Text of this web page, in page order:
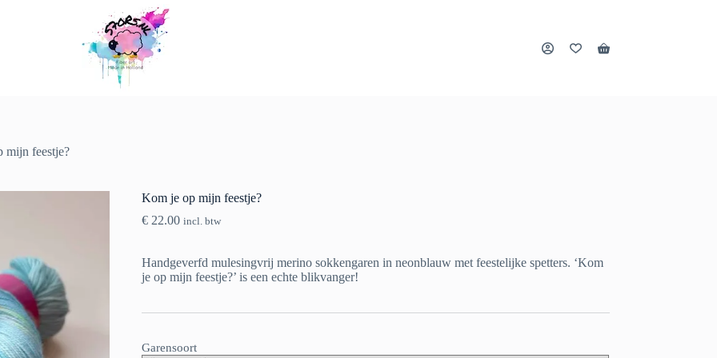
Winkelwagen
mijn feestje?
Kom je op mijn feestje?
€22.00 incl. btw
Handgeverfd mulesingvrij merino sokkengaren in neonblauw met feestelijke spetters. ‘Kom
je op mijn feestje?’ is een echte blikvanger!
Garensoort